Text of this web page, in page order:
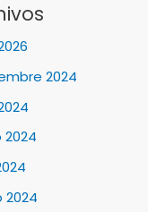
2024
2024